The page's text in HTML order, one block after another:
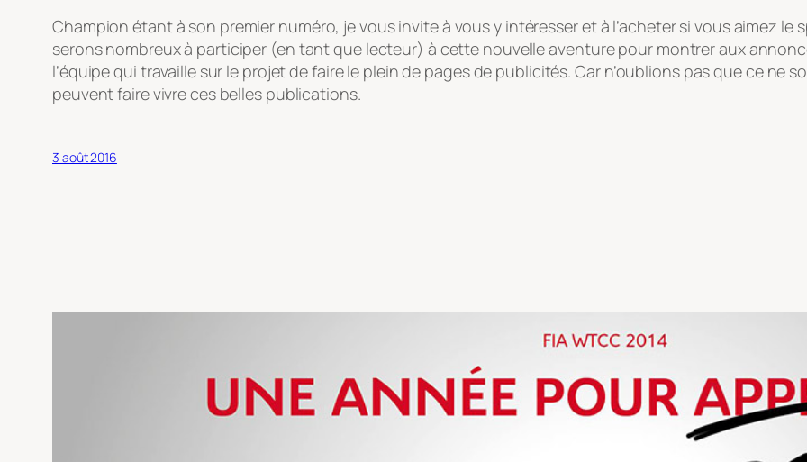
Champion étant à son premier numéro, je vous invite à vous y intéresser et à l’acheter si vous aimez le
serons nombreux à participer (en tant que lecteur) à cette nouvelle aventure pour montrer aux
l’équipe qui travaille sur le projet de faire le plein de pages de publicités. Car n’oublions pas que ce ne
peuvent faire vivre ces belles publications.
3 août 2016